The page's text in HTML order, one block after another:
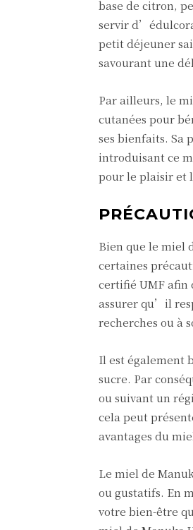
base de citron,
servir
petit déjeuner
savourant une
Par ailleurs, le
cutanées pour
ses bienfaits. Sa
introduisant ce
pour le plaisir et
Bien que le miel
certaines
certifié UMF afin
assurer qu’il
recherches ou à
Il est également
sucre. Par
ou suivant un
cela peut
avantages du
Le miel de
ou gustatifs. En
votre bien-être